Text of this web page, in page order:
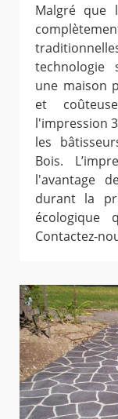
Malgré que
technologie
une maison
et
l'impression
les
Bois.
l'avantage
durant la
écologique
Contactez-